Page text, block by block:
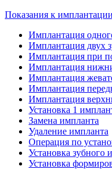
Показания к имплантации
Имплантация
Имплантация двух
Имплантация при
Имплантация
Имплантация
Имплантация
Имплантация
Установка 1
Замена импланта
Удаление импланта
Операция по
Установка зубного
Установка